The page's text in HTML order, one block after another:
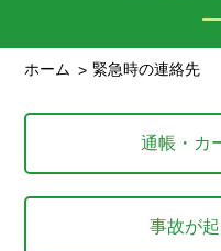
ホーム 緊急時の連絡先
通帳・カ
事故が